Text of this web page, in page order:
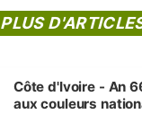
PLUS
Côte d'Ivoire - An
aux couleurs